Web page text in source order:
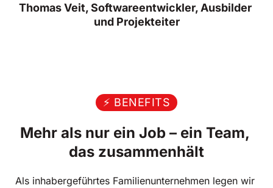
Thomas Veit, Softwareentwickler, Ausbilder
und Projekteiter
⚡ BENEFITS
Mehr als nur ein Job – ein Team,
das zusammenhält
Als inhabergeführtes Familienunternehmen legen wir